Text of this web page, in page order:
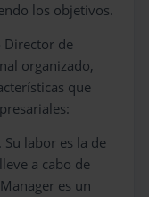
los objetivos.
Director de
organizado,
que
. Su labor es la de
a cabo de
es un